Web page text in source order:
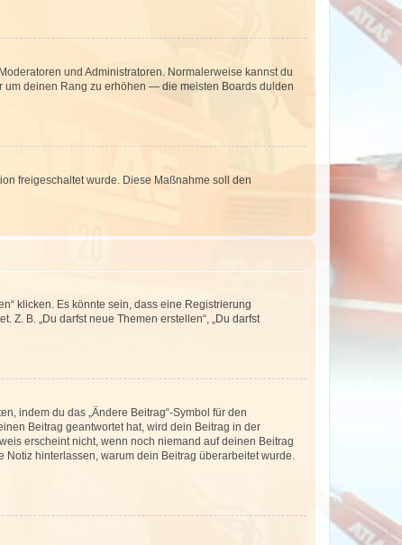
und Administratoren. Normalerweise kannst du
um deinen Rang zu erhöhen — die meisten Boards dulden
freigeschaltet wurde. Diese Maßnahme soll den
klicken. Es könnte sein, dass eine Registrierung
B. „Du darfst neue Themen erstellen“, „Du darfst
indem du das „Ändere Beitrag“-Symbol für den
Beitrag geantwortet hat, wird dein Beitrag in der
erscheint nicht, wenn noch niemand auf deinen Beitrag
hinterlassen, warum dein Beitrag überarbeitet wurde.